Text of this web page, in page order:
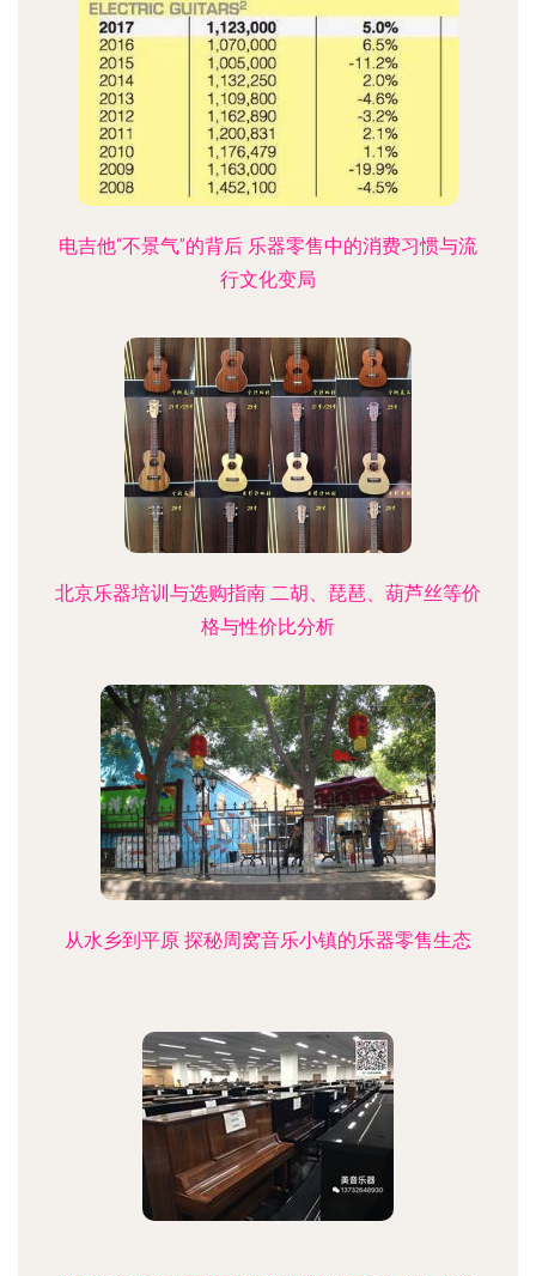
电吉他“不景气”的背后 乐器零售中的消费习惯与流
行文化变局
北京乐器培训与选购指南 二胡、琵琶、葫芦丝等价
格与性价比分析
从水乡到平原 探秘周窝音乐小镇的乐器零售生态